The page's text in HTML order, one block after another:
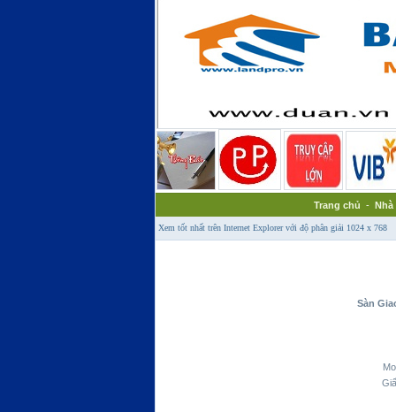
Trang chủ -
Xem tốt nhất trên Internet Explorer với độ phân giải 1024 x 768
Sàn